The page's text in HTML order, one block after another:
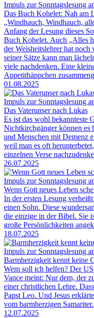
Impuls zur Sonntagslesung
Das Buch Kohelet: Nah am
„Windhauch, Windhauch,
Anfang der Lesung dieses
Buch Kohelet. Auch „Alles
der Weisheitslehrer hat
seiner Sätze kann man
viele nachdenken. Eine
Appetithäppchen
01.08.2025
Impuls zur Sonntagslesung
Das Vaterunser nach Lukas
Es ist das wohl bekannteste
Nichtkirchgänger können es
und Menschen mit Demenz
weil man es oft
einzelnen Verse
26.07.2025
Impuls zur Sonntagslesung
Wenn Gott neues Leben
In der ersten Lesung
einen Sohn. Diese
die einzige in der Bibel. Sie
große Persönlichkeiten
18.07.2025
Impuls zur Sonntagslesung
Barmherzigkeit kennt keine
Wem soll ich helfen? Der
Vance meint: Nur dem, der
einer christlichen Lehre.
Papst Leo. Und Jesus
vom barmherzigen Samariter.
12.07.2025